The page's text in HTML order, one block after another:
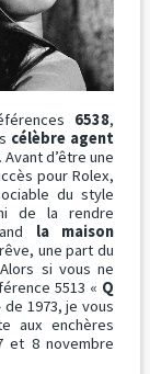
6538,
célèbre agent
. Avant d’être une
pour Rolex,
du style
de la rendre
la maison
une part du
si vous ne
5513 « Q
de 1973, je vous
aux enchères
et 8 novembre